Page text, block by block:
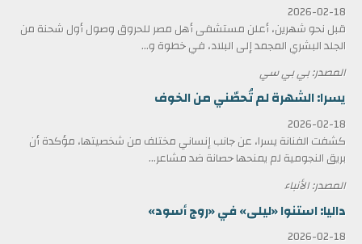
2026-02-18
قبل نحو شهرين، أعلن مستشفى أهل مصر للحروق وصول أول شحنة من
الجلد البشري المجمد إلى البلاد، في خطوة و...
المصدر: بي بي سي
يسرا: الشهرة لم تُحصّني من الخوف
2026-02-18
كشفت الفنانة يسرا، عن جانب إنساني مختلف من شخصيتها، مؤكدة أن
بريق النجومية لم يمنحها حصانة ضد مشاعر...
المصدر: الأنباء
داليا: استنوا «ليلى» في «روج أسود»
2026-02-18